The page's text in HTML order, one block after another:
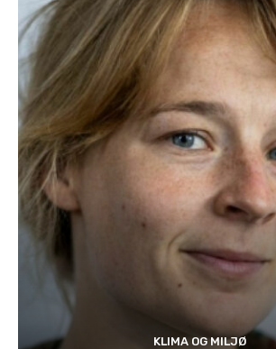
KLIMA OG MILJØ